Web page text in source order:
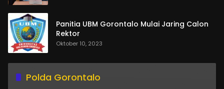
Panitia UBM Gorontalo Mulai Jaring Calon
Rektor
Oktober 10, 2023
Polda Gorontalo